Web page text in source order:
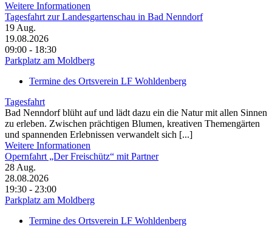
Weitere Informationen
Tagesfahrt zur Landesgartenschau in Bad Nenndorf
19 Aug.
19.08.2026
09:00 - 18:30
Parkplatz am Moldberg
Termine des Ortsverein LF Wohldenberg
Tagesfahrt
Bad Nenndorf blüht auf und lädt dazu ein die Natur mit allen Sinnen
zu erleben. Zwischen prächtigen Blumen, kreativen Themengärten
und spannenden Erlebnissen verwandelt sich [...]
Weitere Informationen
Opernfahrt „Der Freischütz“ mit Partner
28 Aug.
28.08.2026
19:30 - 23:00
Parkplatz am Moldberg
Termine des Ortsverein LF Wohldenberg